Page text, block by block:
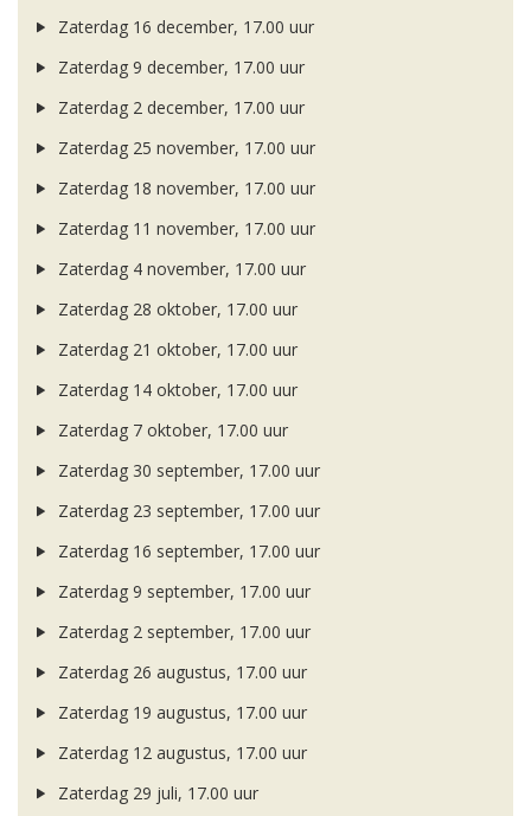
Zaterdag 16 december, 17.00 uur
Zaterdag 9 december, 17.00 uur
Zaterdag 2 december, 17.00 uur
Zaterdag 25 november, 17.00 uur
Zaterdag 18 november, 17.00 uur
Zaterdag 11 november, 17.00 uur
Zaterdag 4 november, 17.00 uur
Zaterdag 28 oktober, 17.00 uur
Zaterdag 21 oktober, 17.00 uur
Zaterdag 14 oktober, 17.00 uur
Zaterdag 7 oktober, 17.00 uur
Zaterdag 30 september, 17.00 uur
Zaterdag 23 september, 17.00 uur
Zaterdag 16 september, 17.00 uur
Zaterdag 9 september, 17.00 uur
Zaterdag 2 september, 17.00 uur
Zaterdag 26 augustus, 17.00 uur
Zaterdag 19 augustus, 17.00 uur
Zaterdag 12 augustus, 17.00 uur
Zaterdag 29 juli, 17.00 uur